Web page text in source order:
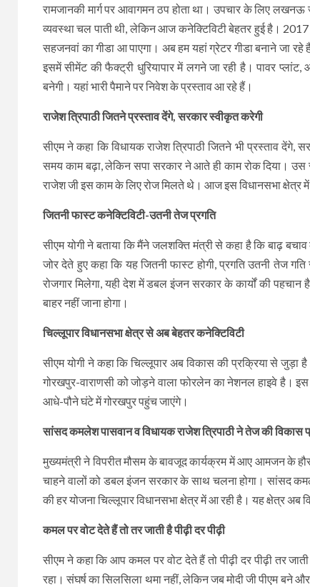
रामजानकी मार्ग पर आवागमन ठप होता था। उपचार के लिए
व्यवस्था चल पाती थी, लेकिन आज कनेक्टिविटी बेहतर हुई है।
सहजनवां का गीडा आ पाएगा। अब हम यहां ग्रेटर गीडा बनाने जा
इसमें सीमेंट की फैक्ट्री धुरियापार में लगने जा रही है। पावर प्लांट,
बनेगी। यहां भारी पैमाने पर निवेश के प्रस्ताव आ रहे हैं।
राजेश त्रिपाठी जितने प्रस्ताव देंगे, सरकार स्वीकृत करेगी
सीएम ने कहा कि विधायक राजेश त्रिपाठी जितने भी प्रस्ताव देंगे,
समय काम बढ़ा, लेकिन सपा सरकार ने आते ही काम रोक दिया।
राजेश जी इस काम के लिए रोज मिलते थे। आज इस विधानसभा क्षेत्र
जितनी फास्ट कनेक्टिविटी-उतनी तेज प्रगति
सीएम योगी ने बताया कि मैंने जलशक्ति मंत्री से कहा है कि बाढ़
जोर देते हुए कहा कि यह जितनी फास्ट होगी, प्रगति उतनी तेज
रोजगार मिलेगा, यही देश में डबल इंजन सरकार के कार्यों की
बाहर नहीं जाना होगा।
चिल्लूपार विधानसभा क्षेत्र से अब बेहतर कनेक्टिविटी
सीएम योगी ने कहा कि चिल्लूपार अब विकास की प्रक्रिया से
गोरखपुर-वाराणसी को जोड़ने वाला फोरलेन का नेशनल हाइवे है।
आधे-पौने घंटे में गोरखपुर पहुंच जाएंगे।
सांसद कमलेश पासवान व विधायक राजेश त्रिपाठी ने तेज की विकास
मुख्यमंत्री ने विपरीत मौसम के बावजूद कार्यक्रम में आए आमजन के
चाहने वालों को डबल इंजन सरकार के साथ चलना होगा। सांसद
की हर योजना चिल्लूपार विधानसभा क्षेत्र में आ रही है। यह क्षेत्र
कमल पर वोट देते हैं तो तर जाती है पीढ़ी दर पीढ़ी
सीएम ने कहा कि आप कमल पर वोट देते हैं तो पीढ़ी दर पीढ़ी तर
रहा। संघर्ष का सिलसिला थमा नहीं, लेकिन जब मोदी जी पीएम बने